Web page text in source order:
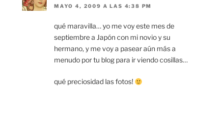
MAYO 4, 2009 A LAS 4:38 PM
qué maravilla… yo me voy este mes de
septiembre a Japón con mi novio y su
hermano, y me voy a pasear aún más a
menudo por tu blog para ir viendo cosillas…
qué preciosidad las fotos!